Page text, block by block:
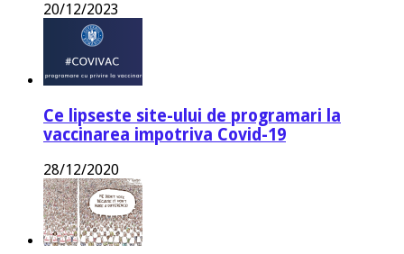
20/12/2023
Ce lipseste site-ului de programari la
vaccinarea impotriva Covid-19
28/12/2020